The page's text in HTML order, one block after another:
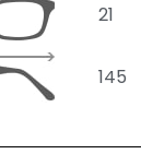
21
145